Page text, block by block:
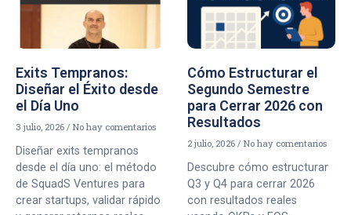
Exits Tempranos:
Diseñar el Éxito desde
el Día Uno
3 julio, 2026 No hay comentarios
Diseñar exits tempranos
desde el día uno: el método
de SquadS Ventures para
crear startups, validar rápido
Cómo Estructurar el
Segundo Semestre
para Cerrar 2026 con
Resultados
2 julio, 2026 No hay comentarios
Descubre cómo estructurar
Q3 y Q4 para cerrar 2026
con resultados reales